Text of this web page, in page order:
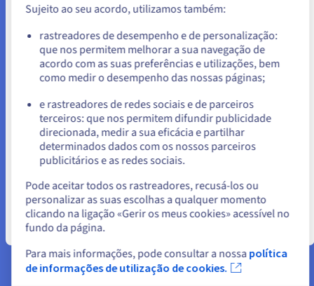
Reduzir automaticamente os custos graças às regras de
ciclo de vida dos dados disponíveis na OVHcloud.
Saber mais
Documentação
Pronto para começar?
Crie uma conta e lance os seus
Aceder ao website do Estados Unidos
us.ovhcloud.com/
Inglês USD - $
ou
Ficar no website atual
Selecionar outro website
Sujeito ao seu acordo, utilizamos também:
rastreadores de desempenho e de personalização:
que nos permitem melhorar a sua navegação de
acordo com as suas preferências e utilizações, bem
como medir o desempenho das nossas páginas;
e rastreadores de redes sociais e de parceiros
terceiros: que nos permitem difundir publicidade
direcionada, medir a sua eficácia e partilhar
determinados dados com os nossos parceiros
publicitários e as redes sociais.
Pode aceitar todos os rastreadores, recusá-los ou
personalizar as suas escolhas a qualquer momento
clicando na ligação «Gerir os meus cookies» acessível no
fundo da página.
Para mais informações, pode consultar a nossa política
de informações de utilização de cookies.